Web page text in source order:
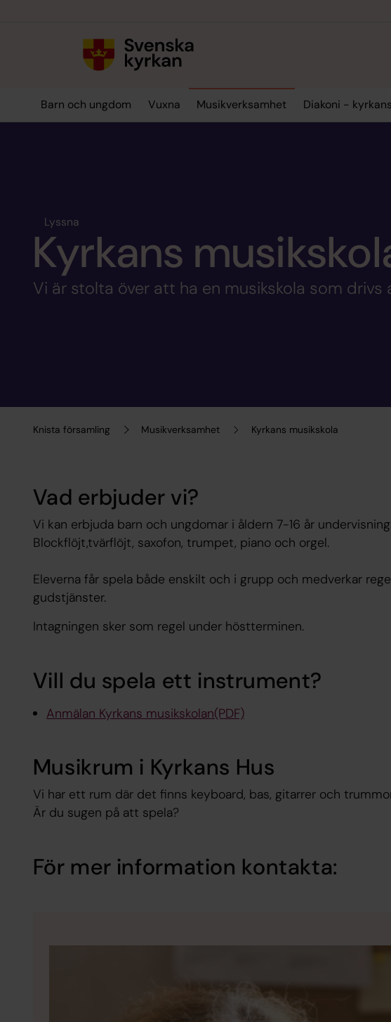
Barn och ungdom Vuxna Musikverksamhet Diakoni -
Knista församling Musikverksamhet Kyrkans musikskola
Lyssna
Kyrkans
Vi är stolta över att ha en musikskola som drivs
Vad erbjuder vi?
Vi kan erbjuda barn och ungdomar i åldern 7-16 år
Blockflöjt,tvärflöjt, saxofon, trumpet, piano och orgel.
Eleverna får spela både enskilt och i grupp och medverkar
gudstjänster.
Intagningen sker som regel under höstterminen.
Vill du spela ett instrument?
Anmälan Kyrkans musikskolan(PDF)
Musikrum i Kyrkans Hus
Vi har ett rum där det finns keyboard, bas, gitarrer och
Är du sugen på att spela?
För mer information kontakta: